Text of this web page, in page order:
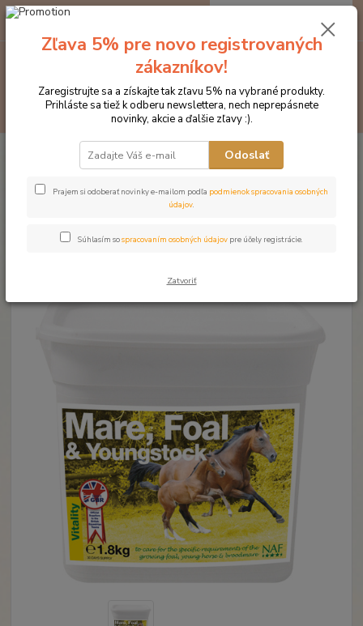
Hľadať
za0 €
Doplnky výživy
NAF Mare Foal and Youngstock, vitamíny a
minerály pre gravidné kobyly, žriebätá a mladé kone
NAF Mare Foal and Youngstock,
vitamíny a minerály pre gravidné
kobyly, žriebätá a mladé kone
Zľava 5% pre novo registrovaných
zákazníkov!
Zaregistrujte sa a získajte tak zľavu 5% na vybrané produkty.
Prihláste sa tiež k odberu newslettera, nech neprepásnete
novinky, akcie a ďalšie zľavy :).
Odoslať
Prajem si odoberať novinky e-mailom podľa podmienok spracovania osobných
údajov.
Súhlasím sospracovaním osobných údajov pre účely registrácie.
Zatvoriť